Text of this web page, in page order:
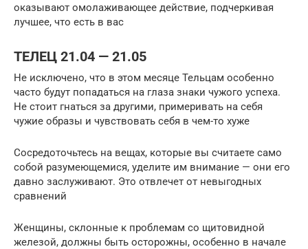
оказывают омолаживающее действие, подчеркивая
лучшее, что есть в вас
ТЕЛЕЦ 21.04 — 21.05
Не исключено, что в этом месяце Тельцам особенно
часто будут попадаться на глаза знаки чужого успеха.
Не стоит гнаться за другими, примеривать на себя
чужие образы и чувствовать себя в чем-то хуже
Сосредоточьтесь на вещах, которые вы считаете само
собой разумеющемися, уделите им внимание — они его
давно заслуживают. Это отвлечет от невыгодных
сравнений
Женщины, склонные к проблемам со щитовидной
железой, должны быть осторожны, особенно в начале